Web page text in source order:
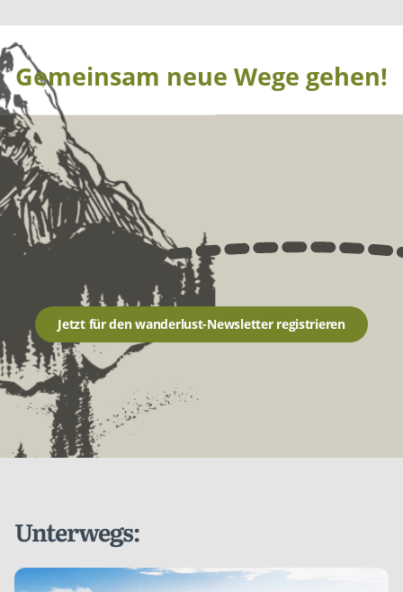
Gemeinsam neue Wege gehen!
Jetzt für den wanderlust-Newsletter registrieren
Unterwegs: